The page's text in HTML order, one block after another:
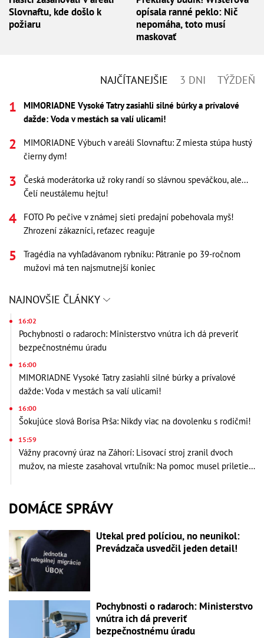
Slovnaftu, kde došlo k
požiaru
opísala ranné peklo: Nič
nepomáha, toto musí
maskovať
NAJČÍTANEJŠIE 3 DNI TÝŽDEŇ
MIMORIADNE Vysoké Tatry zasiahli silné búrky a prívalové
dažde: Voda v mestách sa valí ulicami!
MIMORIADNE Výbuch v areáli Slovnaftu: Z miesta stúpa hustý
čierny dym!
Česká moderátorka už roky randí so slávnou speváčkou, ale...
Čelí neustálemu hejtu!
FOTO Po pečive v známej sieti predajní pobehovala myš!
Zhrození zákazníci, reťazec reaguje
Tragédia na vyhľadávanom rybníku: Pátranie po 39-ročnom
mužovi má ten najsmutnejší koniec
NAJNOVŠIE ČLÁNKY
16:02
Pochybnosti o radaroch: Ministerstvo vnútra ich dá preveriť
bezpečnostnému úradu
16:00
MIMORIADNE Vysoké Tatry zasiahli silné búrky a prívalové
dažde: Voda v mestách sa valí ulicami!
16:00
Šokujúce slová Borisa Prša: Nikdy viac na dovolenku s rodičmi!
15:59
Vážny pracovný úraz na Záhorí: Lisovací stroj zranil dvoch
mužov, na mieste zasahoval vrtuľník: Na pomoc musel priletieť
DOMÁCE SPRÁVY
Utekal pred políciou, no neunikol:
Prevádzača usvedčil jeden detail!
Pochybnosti o radaroch: Ministerstvo
vnútra ich dá preveriť
bezpečnostnému úradu